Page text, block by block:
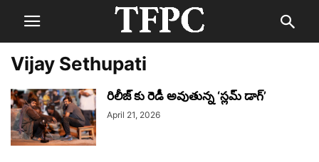
Vijay Sethupati
రిలీజ్ కు రెడీ అవుతున్న ‘స్లమ్ డాగ్’
April 21, 2026